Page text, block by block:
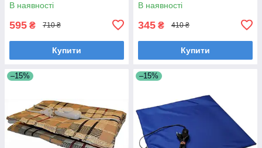
В наявності
595 ₴ 710 ₴
Купити
В наявності
345 ₴ 410 ₴
Купити
–15% –15%